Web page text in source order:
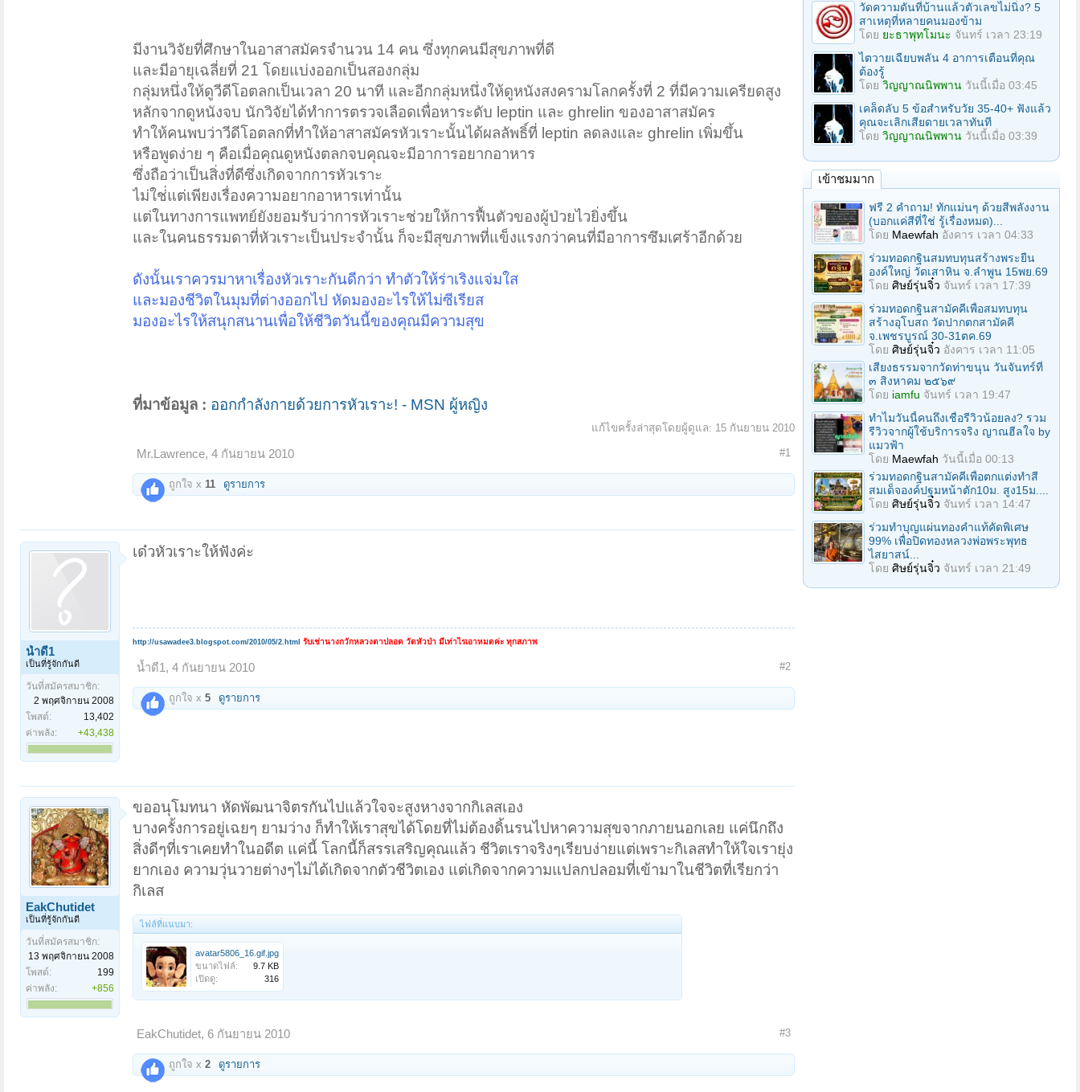
มีงานวิจัยที่ศึกษาในอาสาสมัครจำนวน 14 คน ซึ่งทุกคนมีสุขภาพที่ดี
และมีอายุเฉลี่ยที่ 21 โดยแบ่งออกเป็นสองกลุ่ม
กลุ่มหนึ่งให้ดูวีดีโอตลกเป็นเวลา 20 นาที และอีกกลุ่มหนึ่งให้ดูหนังสงครามโลกครั้งที่ 2 ที่มีความเครียดสูง
หลักจากดูหนังจบ นักวิจัยได้ทำการตรวจเลือดเพื่อหาระดับ leptin และ ghrelin ของอาสาสมัคร
ทำให้คนพบว่าวีดีโอตลกที่ทำให้อาสาสมัครหัวเราะนั้นได้ผลลัพธิ์ที่ leptin ลดลงและ ghrelin เพิ่มขึ้น
หรือพูดง่าย ๆ คือเมื่อคุณดูหนังตลกจบคุณจะมีอาการอยากอาหาร
ซึ่งถือว่าเป็นสิ่งที่ดีซึ่งเกิดจากการหัวเราะ
ไม่ใช่่แต่เพียงเรื่องความอยากอาหารเท่านั้น
แต่ในทางการแพทย์ยังยอมรับว่าการหัวเราะช่วยให้การฟื้นตัวของผู้ป่วยไวยิ่งขึ้น
และในคนธรรมดาที่หัวเราะเป็นประจำนั้น ก็จะมีสุขภาพที่แข็งแรงกว่าคนที่มีอาการซึมเศร้าอีกด้วย
ดังนั้นเราควรมาหาเรื่องหัวเราะกันดีกว่า ทำตัวให้ร่าเริงแจ่มใส
และมองชีวิตในมุมที่ต่างออกไป หัดมองอะไรให้ไม่ซีเรียส
มองอะไรให้สนุกสนานเพื่อให้ชีวิตวันนี้ของคุณมีความสุข
ที่มาข้อมูล : ออกกำลังกายด้วยการหัวเราะ! - MSN ผู้หญิง
แก้ไขครั้งล่าสุดโดยผู้ดูแล: 15 กันยายน 2010
Mr.Lawrence, 4 กันยายน 2010 #1
ถูกใจ x 11 ดูรายการ
น้ำดี1
เป็นที่รู้จักกันดี
วันที่สมัครสมาชิก:
2 พฤศจิกายน 2008
โพสต์:
13,402
ค่าพลัง:
+43,438
เด๋วหัวเราะให้ฟังค่ะ
http://usawadee3.blogspot.com/2010/05/2.html รับเช่านางกวักหลวงตาปลอด วัดหัวป่า มีเท่าไรเอาหมดค่ะ ทุกสภาพ
น้ำดี1 , 4 กันยายน 2010 #2
ถูกใจ x 5 ดูรายการ
EakChutidet
เป็นที่รู้จักกันดี
วันที่สมัครสมาชิก:
13 พฤศจิกายน 2008
โพสต์:
199
ค่าพลัง:
+856
ขออนุโมทนา หัดพัฒนาจิตรกันไปแล้วใจจะสูงหางจากกิเลสเอง
บางครั้งการอยู่เฉยๆ ยามว่าง ก็ทำให้เราสุขได้โดยที่ไม่ต้องดิ้นรนไปหาความสุขจากภายนอกเลย แค่นึกถึง
สิ่งดีๆที่เราเคยทำในอดีต แค่นี้ โลกนี้ก็สรรเสริญคุณแล้ว ชีวิตเราจริงๆเรียบง่ายแต่เพราะกิเลสทำให้ใจเรายุ่ง
ยากเอง ความวุ่นวายต่างๆไม่ได้เกิดจากตัวชีวิตเอง แต่เกิดจากความแปลกปลอมที่เข้ามาในชีวิตที่เรียกว่า
กิเลส
ไฟล์ที่แนบมา:
avatar5806_16.gif.jpg
ขนาดไฟล์:
9.7 KB
เปิดดู:
316
EakChutidet, 6 กันยายน 2010 #3
ถูกใจ x 2 ดูรายการ
วัดความดันที่บ้านแล้วตัวเลขไม่นิ่ง? 5
สาเหตุที่หลายคนมองข้าม
โดย ยะธาพุทโมนะ จันทร์ เวลา 23:19
ไตวายเฉียบพลัน 4 อาการเตือนที่คุณ
ต้องรู้
โดย วิญญาณนิพพาน วันนี้เมื่อ 03:45
เคล็ดลับ 5 ข้อสำหรับวัย 35-40+ ฟังแล้ว
คุณจะเลิกเสียดายเวลาทันที
โดย วิญญาณนิพพาน วันนี้เมื่อ 03:39
เข้าชมมาก
ฟรี 2 คำถาม! ทักแม่นๆ ด้วยสีพลังงาน
(บอกแค่สีที่ใช่ รู้เรื่องหมด)...
โดย Maewfah อังคาร เวลา 04:33
ร่วมทอดกฐินสมทบทุนสร้างพระยืน
องค์ใหญ่ วัดเสาหิน จ.ลําพูน 15พย.69
โดย ศิษย์รุ่นจิ๋ว จันทร์ เวลา 17:39
ร่วมทอดกฐินสามัคคีเพื่อสมทบทุน
สร้างอุโบสถ วัดปากตกสามัคคี
จ.เพชรบูรณ์ 30-31ตค.69
โดย ศิษย์รุ่นจิ๋ว อังคาร เวลา 11:05
เสียงธรรมจากวัดท่าขนุน วันจันทร์ที่
๓ สิงหาคม ๒๕๖๙
โดย iamfu จันทร์ เวลา 19:47
ทำไมวันนี้คนถึงเชื่อรีวิวน้อยลง? รวม
รีวิวจากผู้ใช้บริการจริง ญาณฮีลใจ by
แมวฟ้า
โดย Maewfah วันนี้เมื่อ 00:13
ร่วมทอดกฐินสามัคคีเพื่อตกแต่งทำสี
สมเด็จองค์ปฐมหน้าตัก10ม. สูง15ม....
โดย ศิษย์รุ่นจิ๋ว จันทร์ เวลา 14:47
ร่วมทําบุญแผ่นทองคำแท้คัดพิเศษ
99% เพื่อปิดทองหลวงพ่อพระพุทธ
ไสยาสน์...
โดย ศิษย์รุ่นจิ๋ว จันทร์ เวลา 21:49